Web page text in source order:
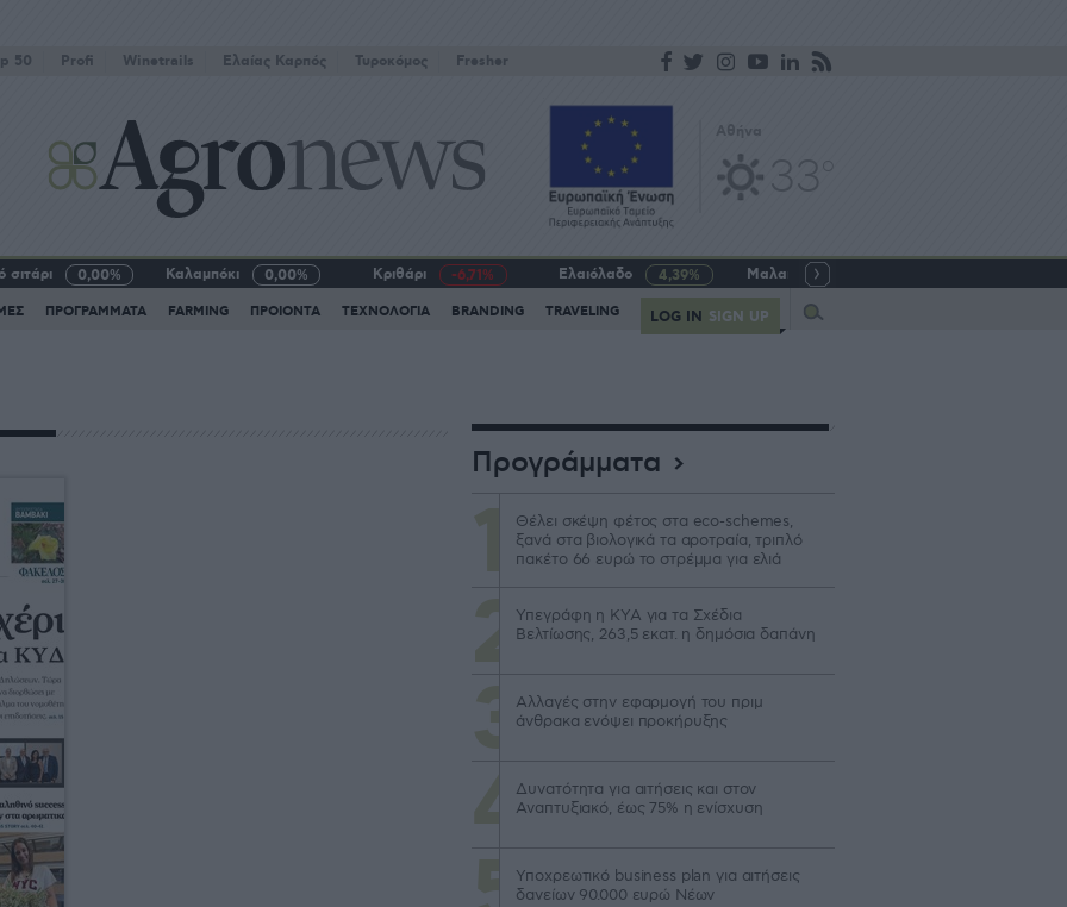
50 Profi Winetrails Eλαίας Καρπός Τυροκόμος Fresher
σιτάρι 0,00% Καλαμπόκι 0,00% Κριθάρι -6,71% Ελαιόλαδο 4,39% Μαλακό σιτάρι
ΠΡΟΓΡΑΜΜΑΤΑ FARMING ΠΡΟΙΟΝΤΑ ΤΕΧΝΟΛΟΓΙΑ BRANDING TRAVELING LOG IN SIGN UP
Προγράμματα
Θέλει σκέψη φέτος στα eco-schemes,
ξανά στα βιολογικά τα αροτραία, τριπλό
πακέτο 66 ευρώ το στρέμμα για ελιά
Υπεγράφη η ΚΥΑ για τα Σχέδια
Βελτίωσης, 263,5 εκατ. η δημόσια δαπάνη
Αλλαγές στην εφαρμογή του πριμ
άνθρακα ενόψει προκήρυξης
Δυνατότητα για αιτήσεις και στον
Αναπτυξιακό, έως 75% η ενίσχυση
Υποχρεωτικό business plan για αιτήσεις
δανείων 90.000 ευρώ Νέων